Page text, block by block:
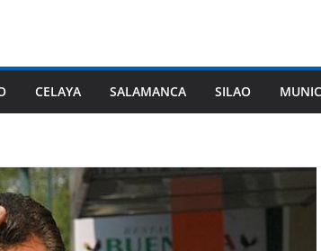
desfogues por alto almacenamiento.
entrega certificados a indígenas dentro
Empresarial Indígena.
CELAYA SALAMANCA SILAO